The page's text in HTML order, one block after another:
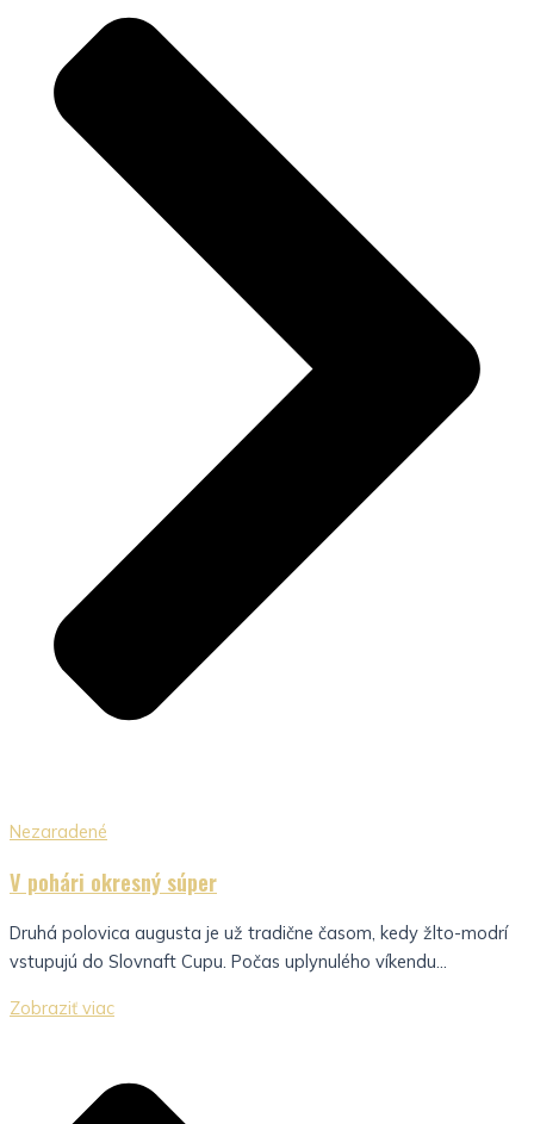
Nezaradené
V pohári okresný súper
Druhá polovica augusta je už tradične časom, kedy žlto-modrí
vstupujú do Slovnaft Cupu. Počas uplynulého víkendu...
Zobraziť viac